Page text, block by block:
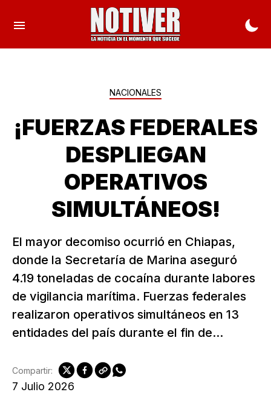
NACIONALES
¡FUERZAS FEDERALES
DESPLIEGAN
OPERATIVOS
SIMULTÁNEOS!
El mayor decomiso ocurrió en Chiapas,
donde la Secretaría de Marina aseguró
4.19 toneladas de cocaína durante labores
de vigilancia marítima. Fuerzas federales
realizaron operativos simultáneos en 13
entidades del país durante el fin de...
7 Julio 2026
Compartir: